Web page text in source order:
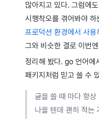
많아지고 있다. 그럼에
시행착오를 겪어봐야
프로덕션 환경에서 사
그와 비슷한 결로 이번
정리해 봤다. go 언어에
패키지처럼 믿고 쓸 수
글을 쓸 때 마다 항
나올 텐데 괜히 적는